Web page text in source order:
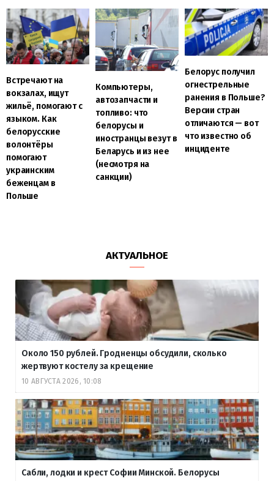
Встречают на
вокзалах, ищут
жильё, помогают с
языком. Как
белорусские
волонтёры
помогают
украинским
беженцам в
Польше
Компьютеры,
автозапчасти и
топливо: что
белорусы и
иностранцы везут в
Беларусь и из нее
(несмотря на
санкции)
Белорус получил
огнестрельные
ранения в Польше?
Версии стран
отличаются — вот
что известно об
инциденте
АКТУАЛЬНОЕ
Около 150 рублей. Гродненцы обсудили, сколько
жертвуют костелу за крещение
10 АВГУСТА 2026, 10:08
Сабли, лодки и крест Софии Минской. Белорусы